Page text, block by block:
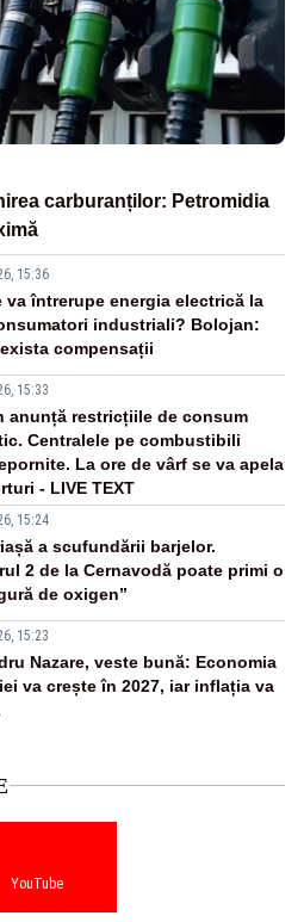
carburanților: Petromidia
15:36
va întrerupe energia electrică la
industriali? Bolojan:
compensații
15:33
anunță restricțiile de consum
Centralele pe combustibili
La ore de vârf se va apela
- LIVE TEXT
15:24
a scufundării barjelor.
2 de la Cernavodă poate primi o
de oxigen”
15:23
Nazare, veste bună: Economia
va crește în 2027, iar inflația va
YouTube